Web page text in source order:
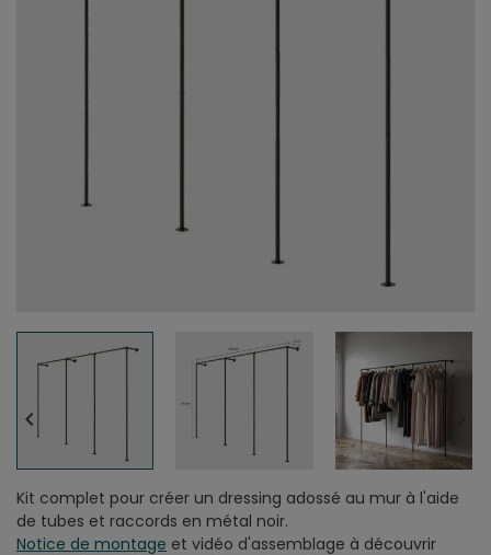

Kit complet pour créer un dressing adossé au mur à l'aide
de tubes et raccords en métal noir.
Notice de montage et vidéo d'assemblage à découvrir